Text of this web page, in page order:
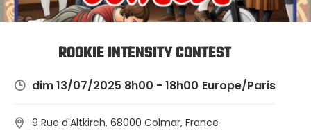
Exercices
Codes
Promo
ROOKIE INTENSITY CONTEST
dim 13/07/2025 8h00 - 18h00 Europe/Paris
9 Rue d'Altkirch, 68000 Colmar, France